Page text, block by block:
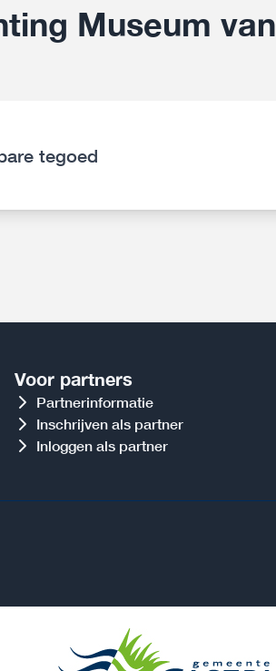
Museum van
tegoed
Voor partners
Partnerinformatie
Inschrijven als partner
Inloggen als partner